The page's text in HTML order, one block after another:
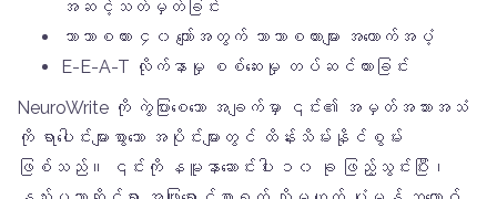
အဆင့်သတ်မှတ်ခြင်း
ဘာသာစကား ၄၀ ကျော်အတွက် ဘာသာစကားများ အထောက်အပံ့
E-E-A-T လိုက်နာမှု စစ်ဆေးမှု တပ်ဆင်ထားခြင်း
NeuroWrite ကို ကွဲပြားစေသော အချက်မှာ ၎င်း၏ အမှတ်အသားအသံ
ကို ရာပေါင်းများစွာသော အပိုင်းများတွင် ထိန်းသိမ်းနိုင်စွမ်း
ဖြစ်သည်။ ၎င်းကို နမူနာဆောင်းပါး ၁၀ ခု ဖြည့်သွင်းပြီး၊